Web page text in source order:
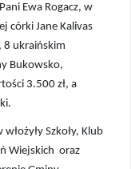
Ewa Rogacz, w
córki Jane Kalivas
8 ukraińskim
Bukowsko,
3.500 zł, a
Szkoły, Klub
Wiejskich oraz